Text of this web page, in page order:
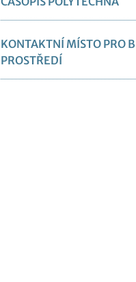
KONTAKTNÍ MÍSTO PRO
PROSTŘEDÍ